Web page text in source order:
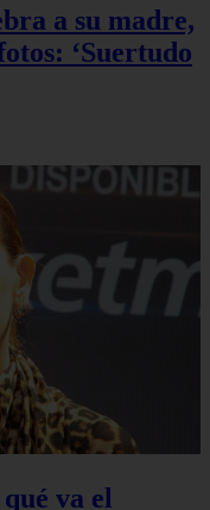
a su madre,
‘Suertudo
va el